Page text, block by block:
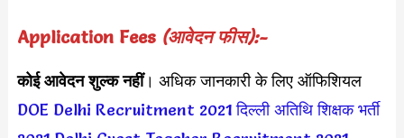
Application Fees (आवेदन फीस):-
कोई आवेदन शुल्क नहीं। अधिक जानकारी के लिए ऑफिशियल
DOE Delhi Recruitment 2021 दिल्ली अतिथि शिक्षक भर्ती